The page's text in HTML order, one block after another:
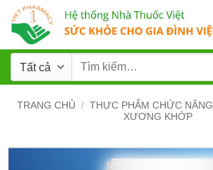
TRANG CHỦ / THỰC PHẨM CHỨC NĂNG
XƯƠNG KHỚP